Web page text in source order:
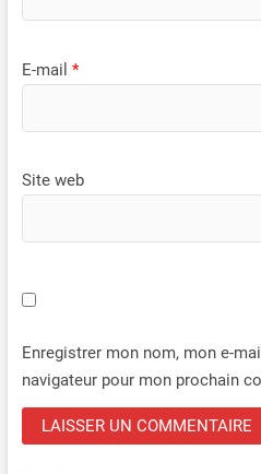
E-mail *
Site web
Enregistrer mon nom, mon e-
navigateur pour mon prochain